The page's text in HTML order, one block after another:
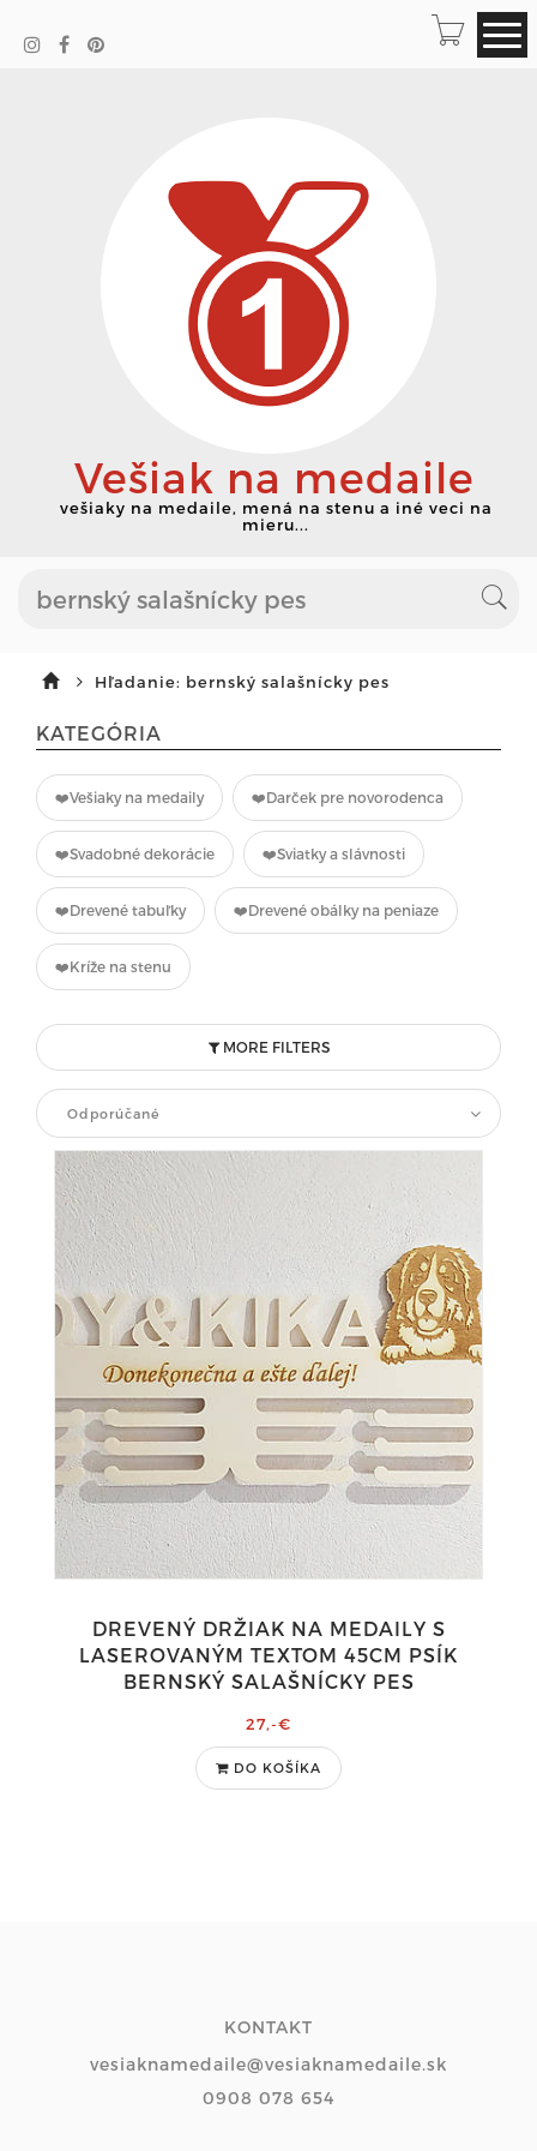
Vešiak na medaile
vešiaky na medaile, mená na stenu a iné veci na
mieru...
Hľadanie: bernský salašnícky pes
KATEGÓRIA
❤️Vešiaky na medaily ❤️Darček pre novorodenca
❤️Svadobné dekorácie ❤️Sviatky a slávnosti
❤️Drevené tabuľky ❤️Drevené obálky na peniaze
❤️Kríže na stenu
MORE FILTERS
Odporúčané
DREVENÝ DRŽIAK NA MEDAILY S
LASEROVANÝM TEXTOM 45CM PSÍK
BERNSKÝ SALAŠNÍCKY PES
27,-€
DO KOŠÍKA
KONTAKT
vesiaknamedaile@vesiaknamedaile.sk
0908 078 654